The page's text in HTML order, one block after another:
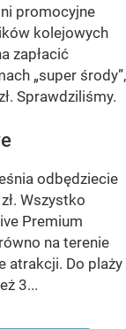
promocyjne
kolejowych
zapłacić
„super środy”,
Sprawdziliśmy.
odbędziecie
Wszystko
Premium
na terenie
atrakcji. Do plaży
3...